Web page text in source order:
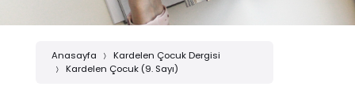
Anasayfa
Kardelen Çocuk Dergisi
Kardelen Çocuk (9. Sayı)